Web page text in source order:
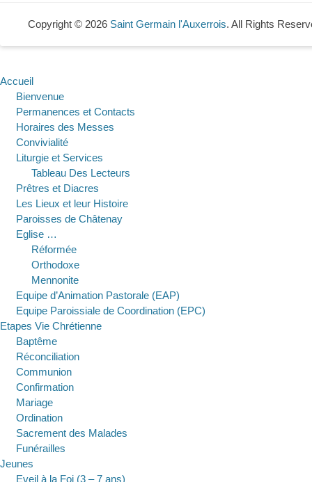
Copyright © 2026 Saint Germain l'Auxerrois. All Rights
Accueil
Bienvenue
Permanences et Contacts
Horaires des Messes
Convivialité
Liturgie et Services
Tableau Des Lecteurs
Prêtres et Diacres
Les Lieux et leur Histoire
Paroisses de Châtenay
Eglise …
Réformée
Orthodoxe
Mennonite
Equipe d’Animation Pastorale (EAP)
Equipe Paroissiale de Coordination (EPC)
Etapes Vie Chrétienne
Baptême
Réconciliation
Communion
Confirmation
Mariage
Ordination
Sacrement des Malades
Funérailles
Jeunes
Eveil à la Foi (3 – 7 ans)